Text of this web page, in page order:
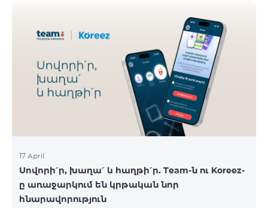
17 April
Սովորի՛ր, խաղա՛ և հաղթի՛ր. Team-ն ու Koreez-
ը առաջարկում են կրթական նոր
հնարավորություն